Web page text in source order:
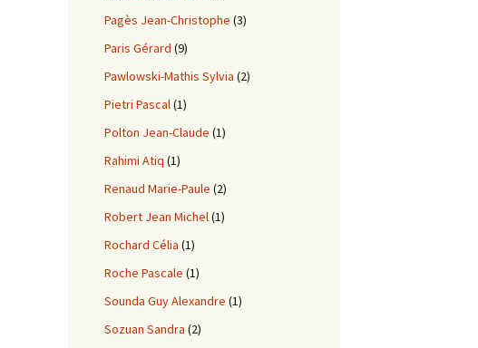
Pagès Jean-Christophe (3)
Paris Gérard (9)
Pawlowski-Mathis Sylvia (2)
Pietri Pascal(1)
Polton Jean-Claude (1)
Rahimi Atiq (1)
Renaud Marie-Paule (2)
Robert Jean Michel(1)
Rochard Célia (1)
Roche Pascale (1)
Sounda Guy Alexandre (1)
Sozuan Sandra (2)